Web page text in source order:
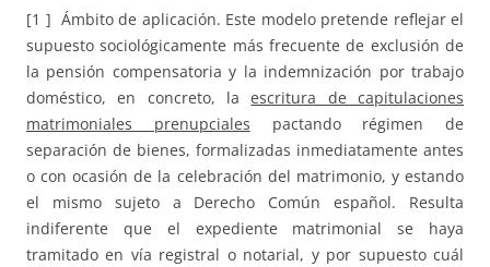
[1 ] Ámbito de aplicación. Este modelo pretende reflejar el
supuesto sociológicamente más frecuente de exclusión de
la pensión compensatoria y la indemnización por trabajo
doméstico, en concreto, laescritura de capitulaciones
matrimoniales prenupciales pactando régimen de
separación de bienes, formalizadas inmediatamente antes
o con ocasión de la celebración del matrimonio, y estando
el mismo sujeto a Derecho Común español. Resulta
indiferente que el expediente matrimonial se haya
tramitado en vía registral o notarial, y por supuesto cuál